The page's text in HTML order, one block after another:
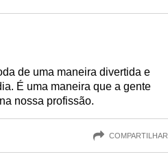
de uma maneira divertida e
É uma maneira que a gente
nossa profissão.
COMPARTILHAR